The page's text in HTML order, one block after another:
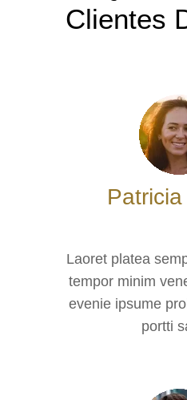
Clientes
Laoret platea
tempor minim
evenie ipsume
portti